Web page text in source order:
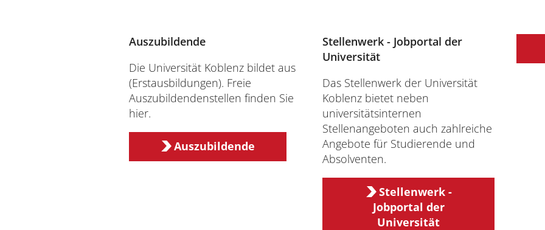
Auszubildende
Die Universität Koblenz bildet aus
(Erstausbildungen). Freie
Auszubildendenstellen finden Sie
hier.
Auszubildende
Stellenwerk - Jobportal der
Universität
Das Stellenwerk der Universität
Koblenz bietet neben
universitätsinternen
Stellenangeboten auch zahlreiche
Angebote für Studierende und
Absolventen.
Stellenwerk -
Jobportal der
Universität